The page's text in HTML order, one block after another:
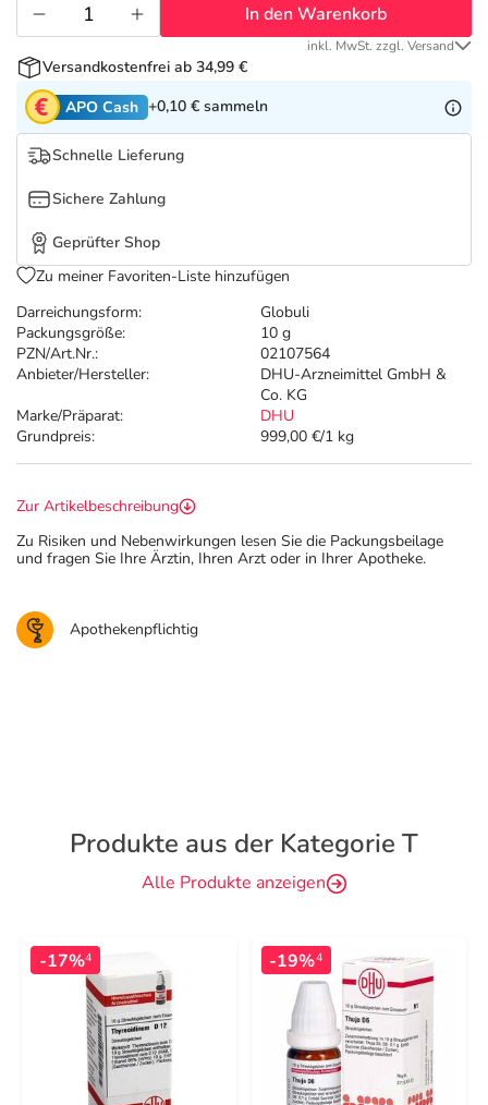
Tierapotheke
Vitamine & Mineralstoffe
Marken
Salus Deals
Darreichungsform:
Globuli
Packungsgröße:
10 g
PZN/Art.Nr.:
02107564
Anbieter/Hersteller:
DHU-Arzneimittel GmbH &
Co. KG
Marke/Präparat:
DHU
Grundpreis:
999,00 €/1 kg
In den Warenkorb
inkl. MwSt. zzgl. Versand
Versandkostenfrei ab 34,99 €
APO Cash +0,10 € sammeln
Schnelle Lieferung
Sichere Zahlung
Geprüfter Shop
Zu meiner Favoriten-Liste hinzufügen
Zur Artikelbeschreibung
Zu Risiken und Nebenwirkungen lesen Sie die Packungsbeilage
und fragen Sie Ihre Ärztin, Ihren Arzt oder in Ihrer Apotheke.
Apothekenpflichtig
Produkte aus der Kategorie T
Alle Produkte anzeigen
-17%4 -19%4